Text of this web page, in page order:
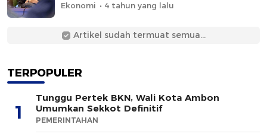
Ekonomi 4 tahun yang lalu
Artikel sudah termuat semua...
TERPOPULER
1
Tunggu Pertek BKN, Wali Kota Ambon
Umumkan Sekkot Definitif
PEMERINTAHAN